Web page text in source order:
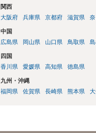
関西
大阪府
兵庫県 京都府 滋賀県
中国
広島県
岡山県 山口県 鳥取県
四国
香川県
愛媛県 高知県 徳島県
九州・沖縄
福岡県
佐賀県 長崎県 熊本県